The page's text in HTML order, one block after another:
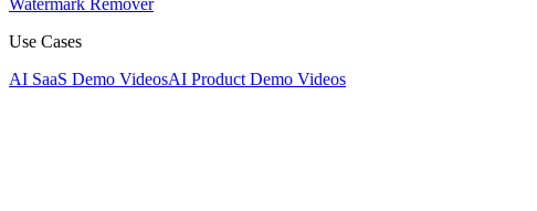
Watermark Remover
Use Cases
AI SaaS Demo VideosAI Product Demo Videos